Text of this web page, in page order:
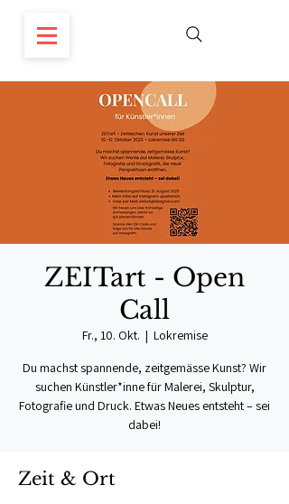
ZEITart - Open
Call
Fr., 10. Okt.
  |
Lokremise
Du machst spannende, zeitgemässe Kunst? Wir
suchen Künstler*inne für Malerei, Skulptur,
Fotografie und Druck. Etwas Neues entsteht – sei
dabei!
Zeit & Ort